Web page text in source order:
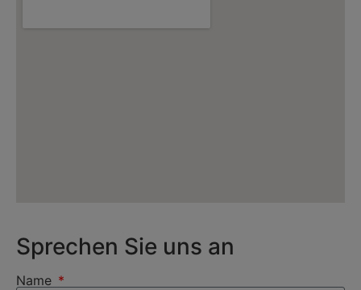
Sprechen Sie uns an
Name